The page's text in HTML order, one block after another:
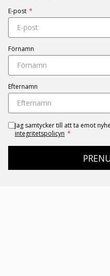
E-post *
Förnamn
Efternamn
Jag samtycker till att ta emot
integritetspolicyn *